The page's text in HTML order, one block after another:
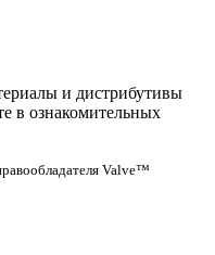
и дистрибутивы
в ознакомительных
Valve™